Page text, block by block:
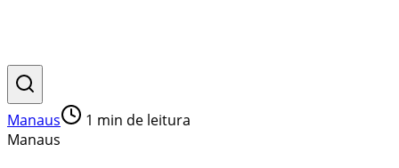
Manaus 1 min de leitura
Manaus